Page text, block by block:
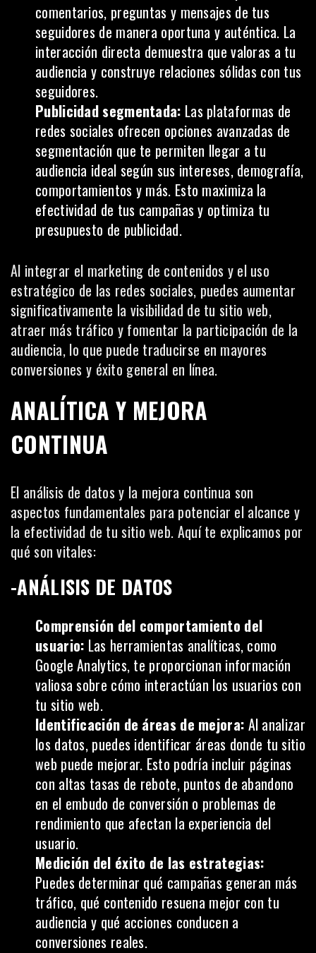
comentarios, preguntas y mensajes de tus
seguidores de manera oportuna y auténtica. La
interacción directa demuestra que valoras a tu
audiencia y construye relaciones sólidas con tus
seguidores.
Publicidad segmentada: Las plataformas de
redes sociales ofrecen opciones avanzadas de
segmentación que te permiten llegar a tu
audiencia ideal según sus intereses, demografía,
comportamientos y más. Esto maximiza la
efectividad de tus campañas y optimiza tu
presupuesto de publicidad.
Al integrar el marketing de contenidos y el uso
estratégico de las redes sociales, puedes aumentar
significativamente la visibilidad de tu sitio web,
atraer más tráfico y fomentar la participación de la
audiencia, lo que puede traducirse en mayores
conversiones y éxito general en línea.
ANALÍTICA Y MEJORA
CONTINUA
El análisis de datos y la mejora continua son
aspectos fundamentales para potenciar el alcance y
la efectividad de tu sitio web. Aquí te explicamos por
qué son vitales:
-ANÁLISIS DE DATOS
Comprensión del comportamiento del
usuario: Las herramientas analíticas, como
Google Analytics, te proporcionan información
valiosa sobre cómo interactúan los usuarios con
tu sitio web.
Identificación de áreas de mejora: Al analizar
los datos, puedes identificar áreas donde tu sitio
web puede mejorar. Esto podría incluir páginas
con altas tasas de rebote, puntos de abandono
en el embudo de conversión o problemas de
rendimiento que afectan la experiencia del
usuario.
Medición del éxito de las estrategias:
Puedes determinar qué campañas generan más
tráfico, qué contenido resuena mejor con tu
audiencia y qué acciones conducen a
conversiones reales.